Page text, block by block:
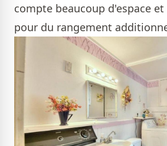
compte beaucoup d'espace
pour du rangement